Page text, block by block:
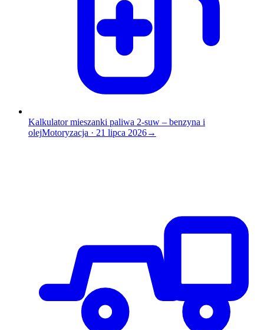
Kalkulator mieszanki paliwa 2-suw – benzyna i
olejMotoryzacja · 21 lipca 2026→